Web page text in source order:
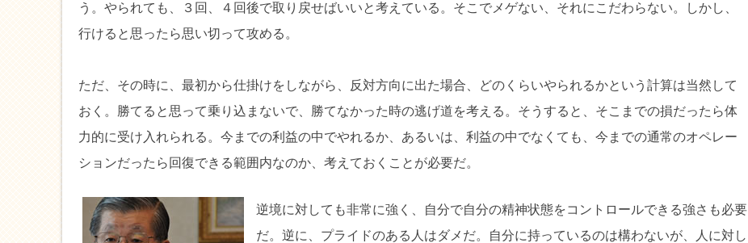
う。やられても、３回、４回後で取り戻せばいいと考えている。そこでメゲない、それにこだわらない。しかし、
行けると思ったら思い切って攻める。
ただ、その時に、最初から仕掛けをしながら、反対方向に出た場合、どのくらいやられるかという計算は当然して
おく。勝てると思って乗り込まないで、勝てなかった時の逃げ道を考える。そうすると、そこまでの損だったら体
力的に受け入れられる。今までの利益の中でやれるか、あるいは、利益の中でなくても、今までの通常のオペレー
ションだったら回復できる範囲内なのか、考えておくことが必要だ。
逆境に対しても非常に強く、自分で自分の精神状態をコントロールできる強さも必要
だ。逆に、プライドのある人はダメだ。自分に持っているのは構わないが、人に対し